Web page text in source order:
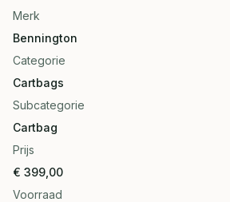
Merk
Bennington
Categorie
Cartbags
Subcategorie
Cartbag
Prijs
€ 399,00
Voorraad